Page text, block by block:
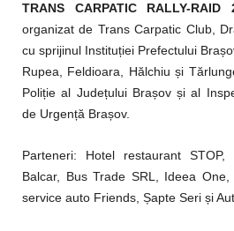
TRANS CARPATIC RALLY-RAID
organizat de Trans Carpatic Club,
cu sprijinul Instituției Prefectului
Rupea, Feldioara, Hălchiu și
Poliție al Județului Brașov și al
de Urgență Brașov.
Parteneri: Hotel restaurant
Balcar, Bus Trade SRL, Ideea One,
service auto Friends, Șapte Seri și